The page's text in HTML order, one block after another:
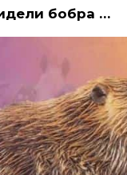
бобра …